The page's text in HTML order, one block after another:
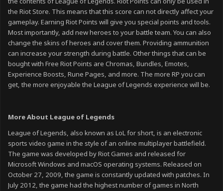
the Riot Store. This means that this score can not directly affect your
gameplay. Earning Riot Points will give you special points and tools.
Most importantly, add new heroes to your battle team. You can also
change the skins of heroes and cover them. Providing ammunition
can increase your strength during battle. Other things that can be
bought with Free Riot Points are Chromas, Bundles, Emotes,
Experience Boosts, Rune Pages, and more. The more RP you can
get, the more enjoyable the League of Legends experience will be.
More About League of Legends
League of Legends, also known as LoL for short, is an electronic
sports video game in the style of an online multiplayer battlefield.
The game was developed by Riot Games and released for
Microsoft Windows and macOS operating systems. Released on
October 27, 2009, the game is constantly updated with patches. In
July 2012, the game had the highest number of games in North